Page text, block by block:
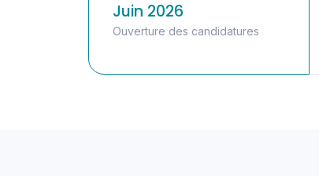
Juin 2026
Ouverture des candidatures